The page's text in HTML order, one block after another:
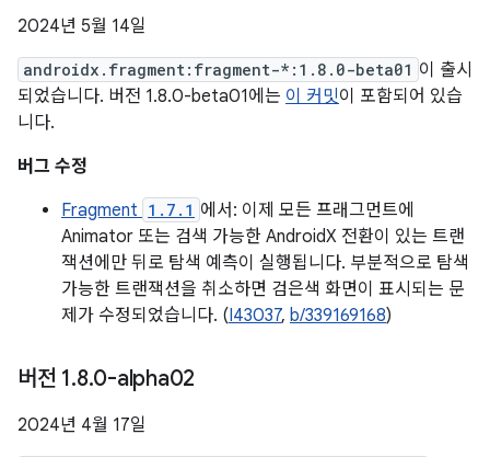
2024년 5월 14일
androidx.fragment:fragment-*:1.8.0-beta01 이 출시
되었습니다. 버전 1.8.0-beta01에는 이 커밋이 포함되어 있습
니다.
버그 수정
Fragment 1.7.1 에서: 이제 모든 프래그먼트에
Animator 또는 검색 가능한 AndroidX 전환이 있는 트랜
잭션에만 뒤로 탐색 예측이 실행됩니다. 부분적으로 탐색
가능한 트랜잭션을 취소하면 검은색 화면이 표시되는 문
제가 수정되었습니다. (I43037, b/339169168)
버전 1.8.0-alpha02
2024년 4월 17일